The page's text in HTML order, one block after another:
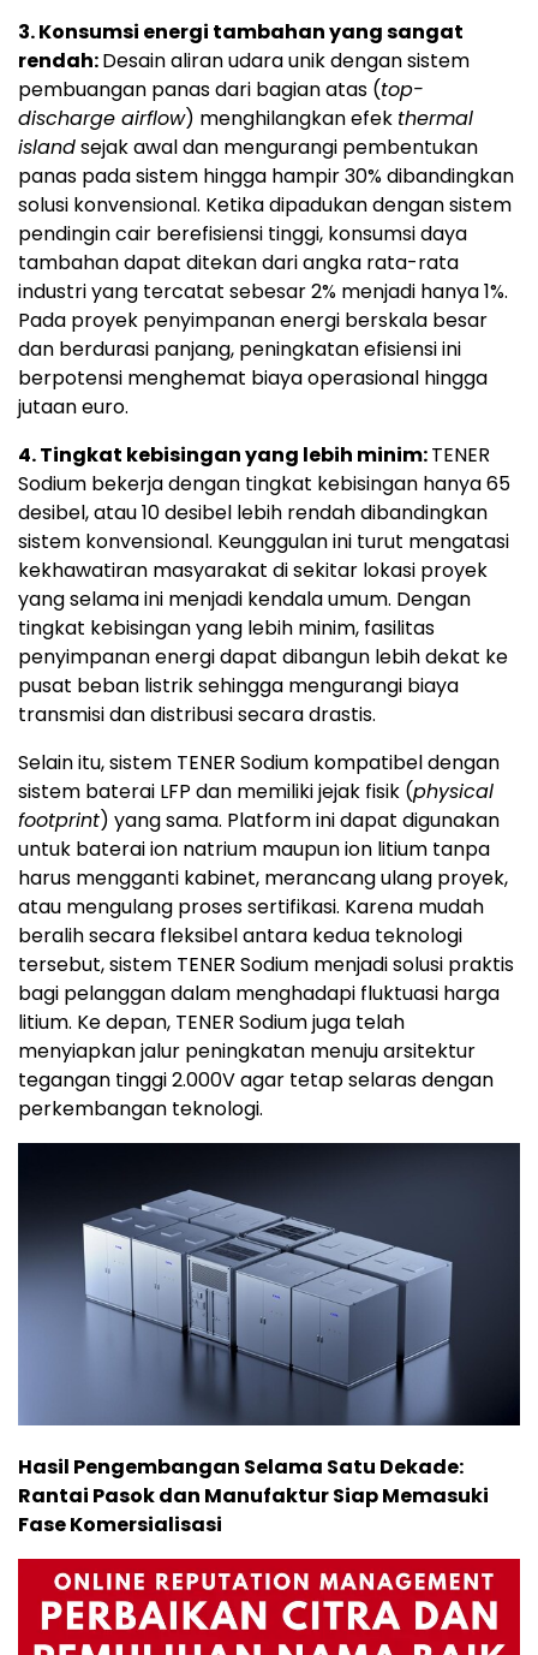
3. Konsumsi energi tambahan yang sangat
rendah:Desain aliran udara unik dengan sistem
pembuangan panas dari bagian atas (top-
discharge airflow) menghilangkan efek thermal
islandsejak awal dan mengurangi pembentukan
panas pada sistem hingga hampir 30% dibandingkan
solusi konvensional. Ketika dipadukan dengan sistem
pendingin cair berefisiensi tinggi, konsumsi daya
tambahan dapat ditekan dari angka rata-rata
industri yang tercatat sebesar 2% menjadi hanya 1%.
Pada proyek penyimpanan energi berskala besar
dan berdurasi panjang, peningkatan efisiensi ini
berpotensi menghemat biaya operasional hingga
jutaan euro.
4. Tingkat kebisingan yang lebih minim:TENER
Sodium bekerja dengan tingkat kebisingan hanya 65
desibel, atau 10 desibel lebih rendah dibandingkan
sistem konvensional. Keunggulan ini turut mengatasi
kekhawatiran masyarakat di sekitar lokasi proyek
yang selama ini menjadi kendala umum. Dengan
tingkat kebisingan yang lebih minim, fasilitas
penyimpanan energi dapat dibangun lebih dekat ke
pusat beban listrik sehingga mengurangi biaya
transmisi dan distribusi secara drastis.
Selain itu, sistem TENER Sodium kompatibel dengan
sistem baterai LFP dan memiliki jejak fisik (physical
footprint) yang sama. Platform ini dapat digunakan
untuk baterai ion natrium maupun ion litium tanpa
harus mengganti kabinet, merancang ulang proyek,
atau mengulang proses sertifikasi. Karena mudah
beralih secara fleksibel antara kedua teknologi
tersebut, sistem TENER Sodium menjadi solusi praktis
bagi pelanggan dalam menghadapi fluktuasi harga
litium. Ke depan, TENER Sodium juga telah
menyiapkan jalur peningkatan menuju arsitektur
tegangan tinggi 2.000V agar tetap selaras dengan
perkembangan teknologi.
Hasil Pengembangan Selama Satu Dekade:
Rantai Pasok dan Manufaktur Siap Memasuki
Fase Komersialisasi